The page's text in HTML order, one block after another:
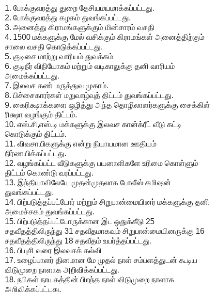
1. போக்குவரத்து துறை தேசியமயமாக்கப்பட்டது.
2. போக்குவரத்து கழகம் துவங்கப்பட்டது.
3. அனைத்து கிராமங்களுக்கும் மின்சாரம் வசதி
4. 1500 மக்களுக்கு மேல் வசிக்கும் கிராமங்கள் அனைத்திற்கும்
சாலை வசதி கொடுக்கப்பட்டது.
5. குடிசை மாற்று வாரியம் துவக்கம்
6. குடிநீர் விநியோகம் மற்றும் வடிகாலுக்கு தனி வாரியம்
அமைக்கப்பட்டது.
7. இலவச கண் மருத்துவ முகாம்.
8. பிச்சைகாரர்கள் மறுவாழ்வுத் திட்டம் துவங்கப்பட்டது.
9. கைரிக்ஷாக்களை ஒழித்து அந்த தொழிலாளர்களுக்கு சைக்கிள்
ரிக்ஷா வழங்கும் திட்டம்.
10. எஸ்.சி,எஸ்.டி மக்களுக்கு இலவச கான்க்ரீட் வீடு கட்டி
கொடுக்கும் திட்டம்.
11. விவசாயிகளுக்கு என்று நியாயமான ஊதியம்
நிர்ணயிக்கப்பட்டது.
12. வழங்கப்பட்ட வீடுகளுக்கு பயனாளிகளே உரிமை கொள்ளும்
திட்டம் கொண்டு வரப்பட்டது.
13. இந்தியாவிலேயே முதன்முதலாக போலீஸ் கமிஷன்
துவங்கப்பட்டது.
14. பிற்படுத்தப்பட்டோர் மற்றும் சிறுபான்மையினர் மக்களுக்கு தனி
அமைச்சகம் துவங்கப்பட்டது.
15. பிற்படுத்தப்பட்டோருக்கான இட ஒதுக்கீடு 25
சதவீதத்திலிருந்து 31 சதவீதமாகவும் சிறுபான்மையினருக்கு 16
சதவீதத்திலிருந்து 18 சதவீதம் உயர்த்தப்பட்டது.
16. பியுசி வரை இலவசக் கல்வி
17. உழைப்பாளர் தினமான மே முதல் நாள் சம்பளத்துடன் கூடிய
விடுமுறை நாளாக அறிவிக்கப்பட்டது.
18. நபிகள் நாயகத்தின் பிறந்த நாள் விடுமுறை நாளாக
அறிவிக்கப்பட்டது.